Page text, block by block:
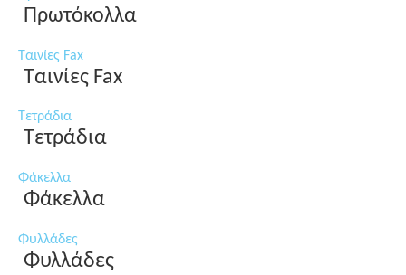
Πρωτόκολλα
Ταινίες Fax
Ταινίες Fax
Τετράδια
Τετράδια
Φάκελλα
Φάκελλα
Φυλλάδες
Φυλλάδες